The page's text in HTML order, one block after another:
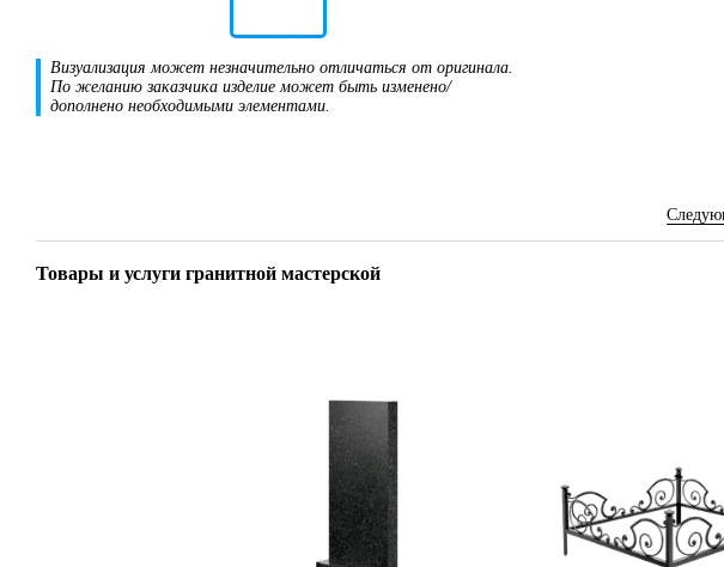
Визуализация может незначительно отличаться от оригинала.
По желанию заказчика изделие может быть изменено/
дополнено необходимыми элементами.
Товары и услуги гранитной мастерской